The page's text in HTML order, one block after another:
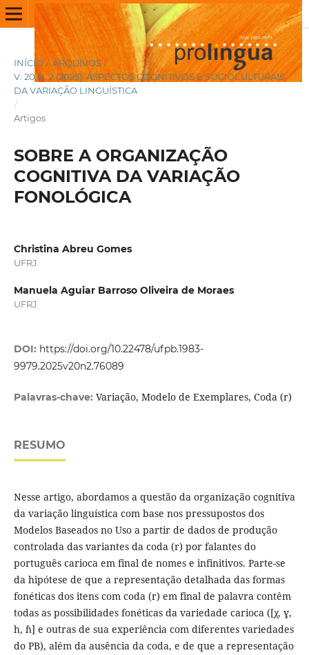
INÍCIO / ARQUIVOS /
V. 20 N. 2 (2025): ASPECTOS COGNITIVOS E SOCIOCULTURAIS
DA VARIAÇÃO LINGUÍSTICA
/
Artigos
SOBRE A ORGANIZAÇÃO
COGNITIVA DA VARIAÇÃO
FONOLÓGICA
Christina Abreu Gomes
UFRJ
Manuela Aguiar Barroso Oliveira de Moraes
UFRJ
DOI: https://doi.org/10.22478/ufpb.1983-
9979.2025v20n2.76089
Palavras-chave: Variação, Modelo de Exemplares, Coda (r)
RESUMO
Nesse artigo, abordamos a questão da organização cognitiva
da variação linguística com base nos pressupostos dos
Modelos Baseados no Uso a partir de dados de produção
controlada das variantes da coda (r) por falantes do
português carioca em final de nomes e infinitivos. Parte-se
da hipótese de que a representação detalhada das formas
fonéticas dos itens com coda (r) em final de palavra contêm
todas as possibilidades fonéticas da variedade carioca ([χ, ɣ,
h, ɦ] e outras de sua experiência com diferentes variedades
do PB), além da ausência da coda, e de que a representação